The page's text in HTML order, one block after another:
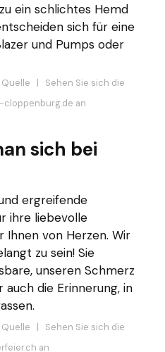
ein schlichtes Hemd
sich für eine
und Pumps oder
| Sehen Sie sich die
an
sich bei
ergreifende
ihre liebevolle
Ihnen von Herzen. Wir
zu sein! Sie
unseren Schmerz
auch die Erinnerung, in
| Sehen Sie sich die
an